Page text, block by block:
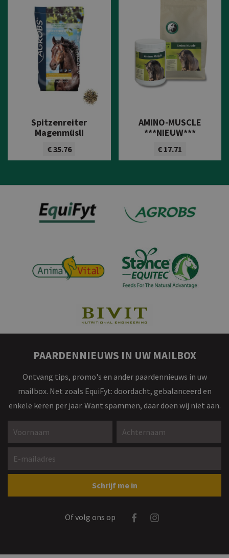
Spitzenreiter
Magenmüsli
€ 35.76
Bekijk product
AMINO-MUSCLE
***NIEUW***
€ 17.71
Bekijk product
PAARDENNIEUWS IN UW MAILBOX
Ontvang tips, promo's en ander paardennieuws in uw
mailbox. Net zoals EquiFyt: doordacht, gebalanceerd en
enkele keren per jaar. Want spammen, daar doen wij niet aan.
Gelieve dit veld leeg te laten
Schrijf me in
Of volg ons op Facebook